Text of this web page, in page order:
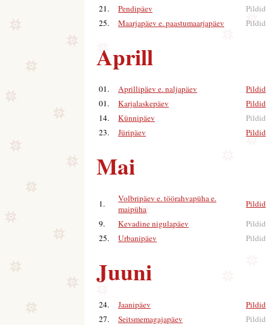
21.
Pendipäev
Pildid
25.
Maarjapäev e. paastumaarjapäev Pildid
Aprill
01. Aprillipäev e. naljapäev Pildid
01.
Karjalaskepäev Pildid
14.
Künnipäev
Pildid
23.
Jüripäev Pildid
Mai
1.
Volbripäev e. töörahvapüha e.
maipüha
Pildid
9.
Kevadine nigulapäev
Pildid
25.
Urbanipäev Pildid
Juuni
24. Jaanipäev Pildid
27.
Seitsmemagajapäev
Pildid